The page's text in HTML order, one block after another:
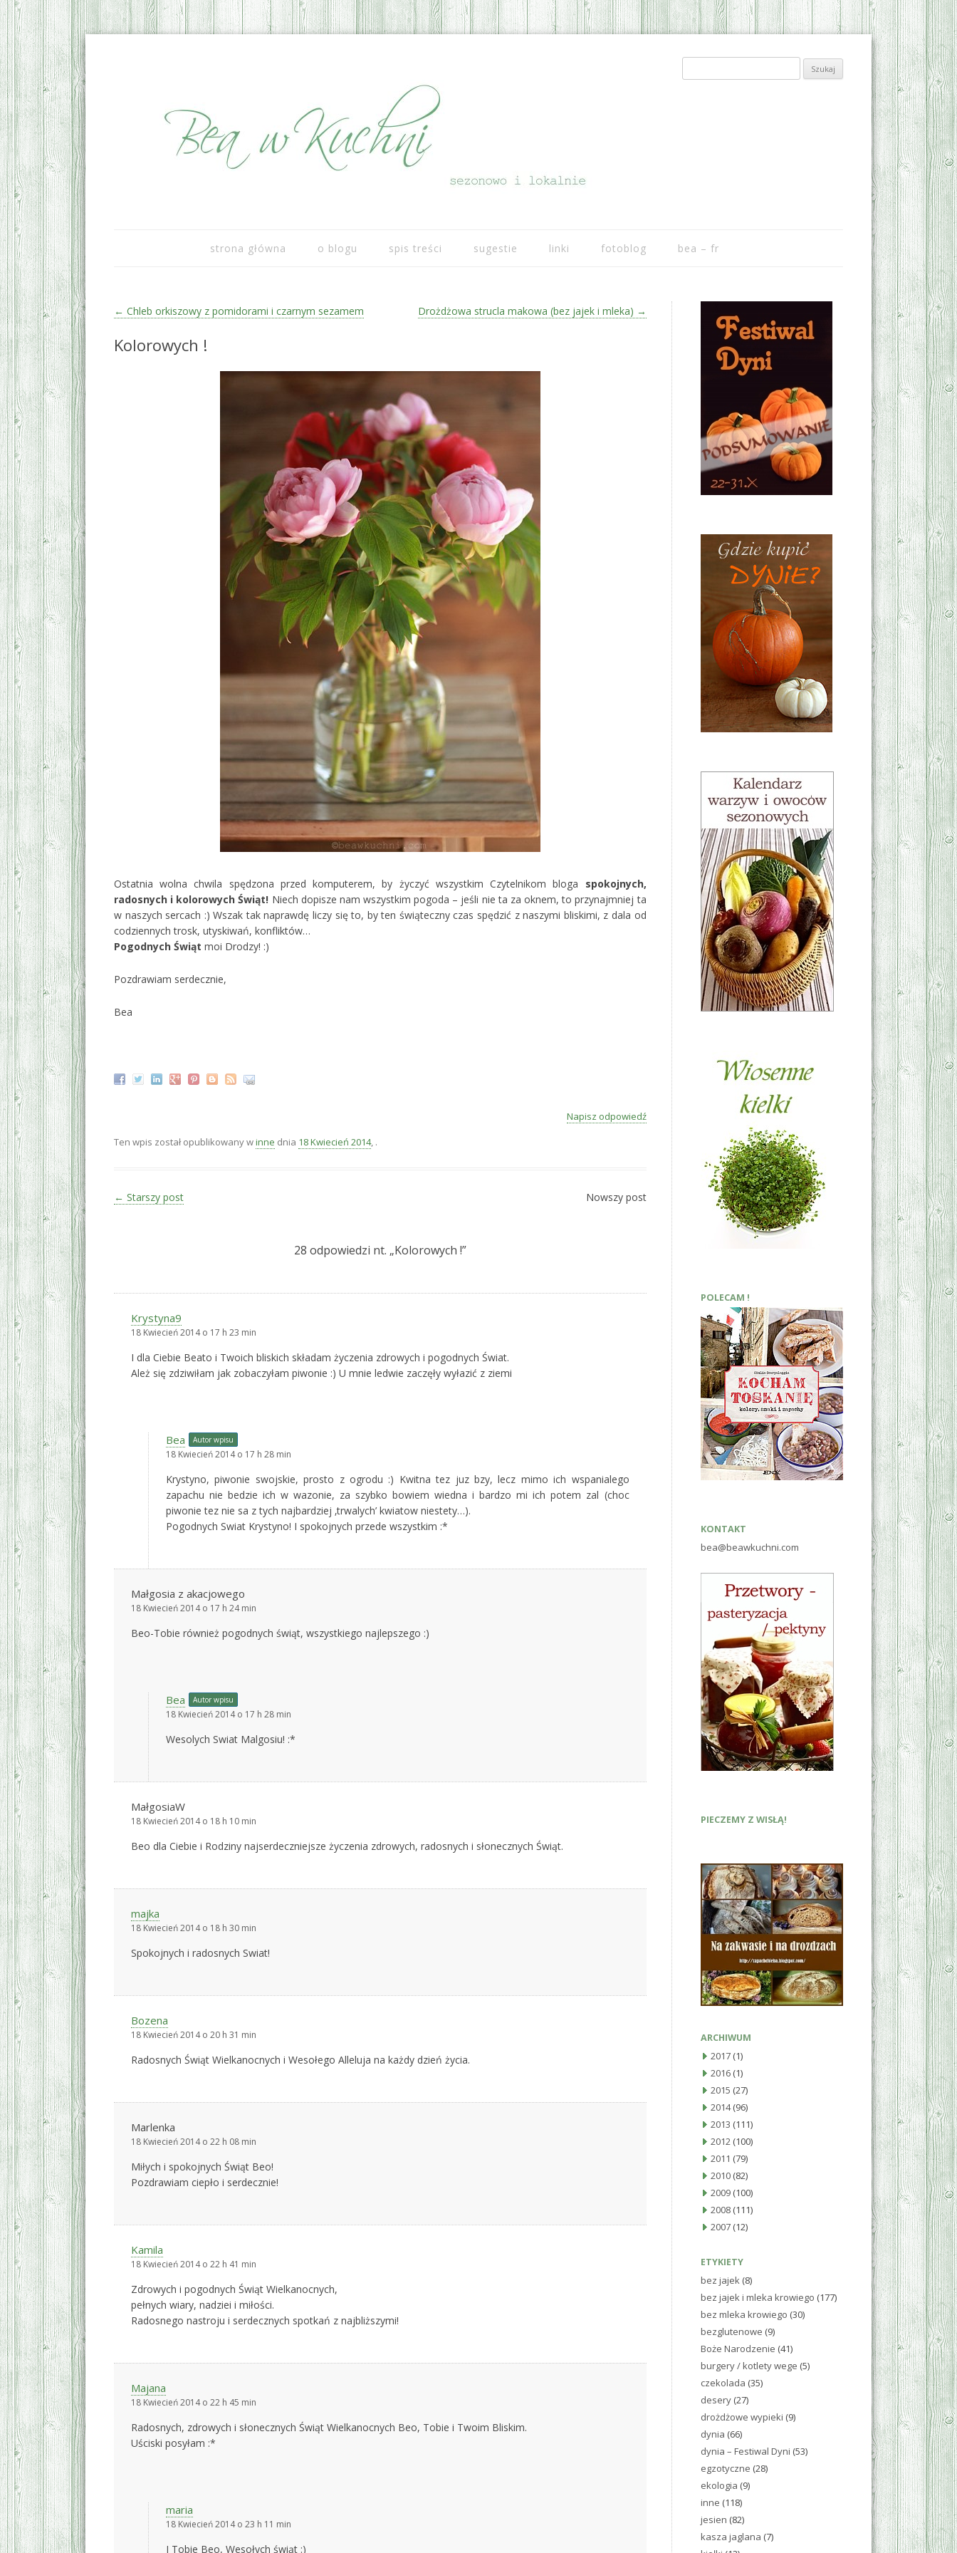
Szukaj:
strona główna
o blogu spis treści sugestie linki fotoblog bea – fr
Zobacz wpisy
← Chleb orkiszowy z pomidorami i czarnym sezamem Drożdżowa strucla makowa (bez jajek i mleka) →
Kolorowych !
Ostatnia wolna chwila spędzona przed komputerem, by życzyć wszystkim Czytelnikom bloga spokojnych,
radosnych i kolorowych Świąt! Niech dopisze nam wszystkim pogoda – jeśli nie ta za oknem, to przynajmniej ta
w naszych sercach :) Wszak tak naprawdę liczy się to, by ten świąteczny czas spędzić z naszymi bliskimi, z dala od
codziennych trosk, utyskiwań, konfliktów…
Pogodnych Świąt moi Drodzy! :)
Pozdrawiam serdecznie,
Bea
Napisz odpowiedź
Ten wpis został opublikowany winne dnia 18 Kwiecień 2014, .
Zobacz wpisy
← Starszy post Nowszy post
28 odpowiedzi nt. „Kolorowych !”
Krystyna9
18 Kwiecień 2014 o 17 h 23 min
I dla Ciebie Beato i Twoich bliskich składam życzenia zdrowych i pogodnych Świat.
Ależ się zdziwiłam jak zobaczyłam piwonie :) U mnie ledwie zaczęły wyłazić z ziemi
Bea Autor wpisu
18 Kwiecień 2014 o 17 h 28 min
Krystyno, piwonie swojskie, prosto z ogrodu :) Kwitna tez juz bzy, lecz mimo ich wspanialego
zapachu nie bedzie ich w wazonie, za szybko bowiem wiedna i bardzo mi ich potem zal (choc
piwonie tez nie sa z tych najbardziej ‚trwalych’ kwiatow niestety…).
Pogodnych Swiat Krystyno! I spokojnych przede wszystkim :*
Małgosia z akacjowego
18 Kwiecień 2014 o 17 h 24 min
Beo-Tobie również pogodnych świąt, wszystkiego najlepszego :)
Bea Autor wpisu
18 Kwiecień 2014 o 17 h 28 min
Wesolych Swiat Malgosiu! :*
MałgosiaW
18 Kwiecień 2014 o 18 h 10 min
Beo dla Ciebie i Rodziny najserdeczniejsze życzenia zdrowych, radosnych i słonecznych Świąt.
majka
18 Kwiecień 2014 o 18 h 30 min
Spokojnych i radosnych Swiat!
Bozena
18 Kwiecień 2014 o 20 h 31 min
Radosnych Świąt Wielkanocnych i Wesołego Alleluja na każdy dzień życia.
Marlenka
18 Kwiecień 2014 o 22 h 08 min
Miłych i spokojnych Świąt Beo!
Pozdrawiam ciepło i serdecznie!
Kamila
18 Kwiecień 2014 o 22 h 41 min
Zdrowych i pogodnych Świąt Wielkanocnych,
pełnych wiary, nadziei i miłości.
Radosnego nastroju i serdecznych spotkań z najbliższymi!
Majana
18 Kwiecień 2014 o 22 h 45 min
Radosnych, zdrowych i słonecznych Świąt Wielkanocnych Beo, Tobie i Twoim Bliskim.
Uściski posyłam :*
maria
18 Kwiecień 2014 o 23 h 11 min
I Tobie Beo, Wesołych świąt :)
POLECAM !
KONTAKT
bea@beawkuchni.com
PIECZEMY Z WISŁĄ!
ARCHIWUM
2017 (1)
2016 (1)
2015 (27)
2014(96)
2013 (111)
2012 (100)
2011 (79)
2010 (82)
2009 (100)
2008 (111)
2007 (12)
ETYKIETY
bez jajek (8)
bez jajek i mleka krowiego (177)
bez mleka krowiego (30)
bezglutenowe (9)
Boże Narodzenie (41)
burgery / kotlety wege (5)
czekolada (35)
desery (27)
drożdżowe wypieki (9)
dynia (66)
dynia – Festiwal Dyni (53)
egzotyczne (28)
ekologia (9)
inne (118)
jesien (82)
kasza jaglana (7)